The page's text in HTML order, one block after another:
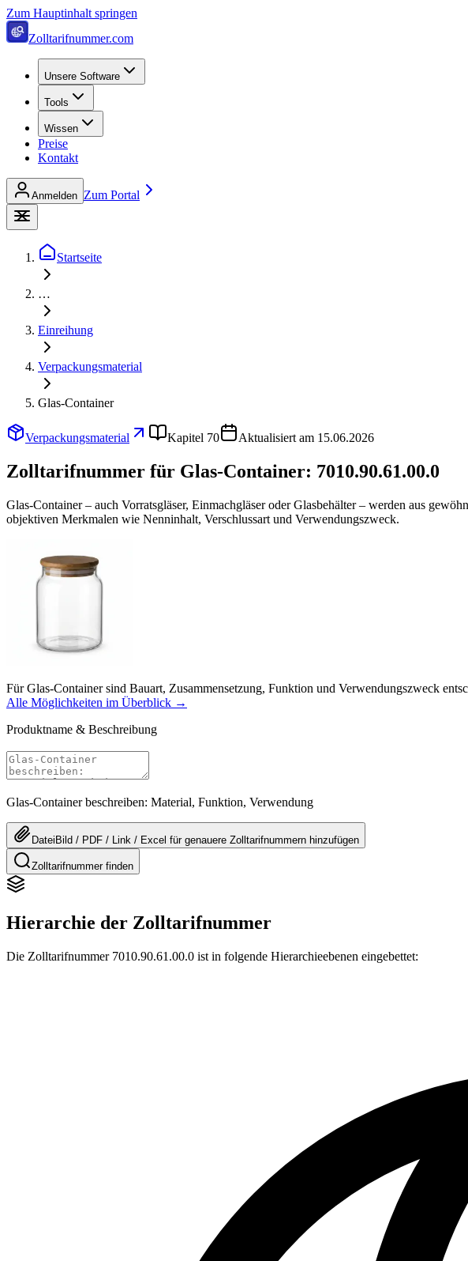
Zum Hauptinhalt springen
Zolltarifnummer.com
Unsere Software
Tools
Wissen
Preise
Kontakt
Anmelden Zum Portal
Startseite
…
Einreihung
Verpackungsmaterial
Glas-Container
Verpackungsmaterial Kapitel 70 Aktualisiert am 15.06.2026
Zolltarifnummer für Glas-Container: 7010.90.61.00.0
Glas-Container – auch Vorratsgläser, Einmachgläser oder Glasbehälter – werden aus
objektiven Merkmalen wie Nenninhalt, Verschlussart und Verwendungszweck.
Für Glas-Container sind Bauart, Zusammensetzung, Funktion und Verwendungszweck
Alle Möglichkeiten im Überblick →
Produktname & Beschreibung
Glas-Container beschreiben: Material, Funktion, Verwendung
Datei Bild / PDF / Link / Excel für genauere Zolltarifnummern hinzufügen
Zolltarifnummer finden
Hierarchie der Zolltarifnummer
Die Zolltarifnummer 7010.90.61.00.0 ist in folgende Hierarchieebenen eingebettet: